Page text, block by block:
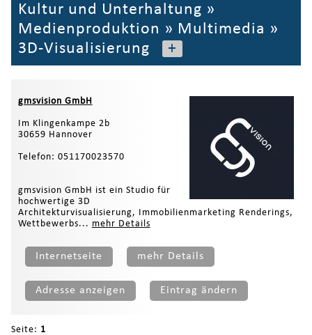
Kultur und Unterhaltung »
Medienproduktion » Multimedia »
3D-Visualisierung
+
gmsvision GmbH
Im Klingenkampe 2b
30659 Hannover
Telefon: 051170023570
gmsvision GmbH ist ein Studio für
hochwertige 3D
Architekturvisualisierung, Immobilienmarketing Renderings,
Wettbewerbs... mehr Details
Internetseite mehr Details
Adresse anzeigen Eintrag ändern
Seite: 1